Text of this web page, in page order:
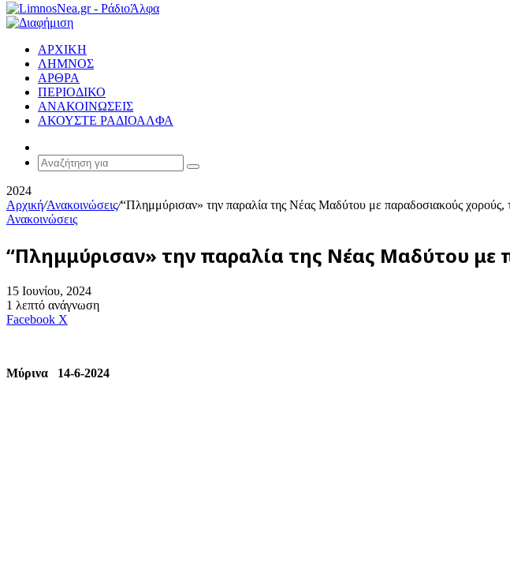
ΑΡΧΙΚΗ
ΛΗΜΝΟΣ
ΑΡΘΡΑ
ΠΕΡΙΟΔΙΚΟ
ΑΝΑΚΟΙΝΩΣΕΙΣ
ΑΚΟΥΣΤΕ ΡΑΔΙΟΑΛΦΑ
Article
Αναζήτηση
2024
Αρχική/Ανακοινώσεις/“Πλημμύρισαν» την παραλία της Νέας Μαδύτου με παραδοσιακούς χορούς,
Ανακοινώσεις
“Πλημμύρισαν» την παραλία της Νέας Μαδύτου με
15 Ιουνίου, 2024
1 λεπτό ανάγνωση
Facebook X
Μύρινα 14-6-2024